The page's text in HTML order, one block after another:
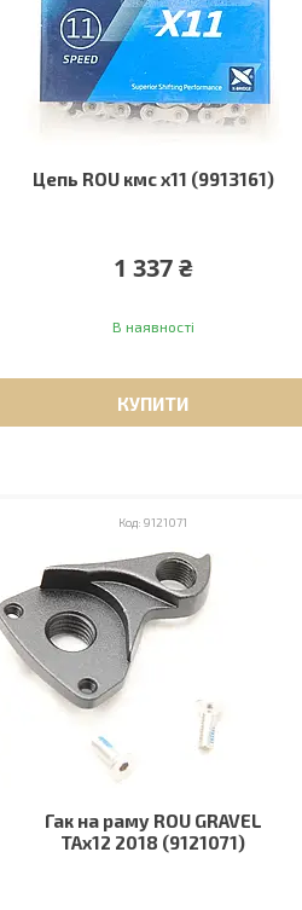
Цепь ROU кмс х11 (9913161)
1 337 ₴
В наявності
КУПИТИ
9121071
Гак на раму ROU GRAVEL
TAx12 2018 (9121071)